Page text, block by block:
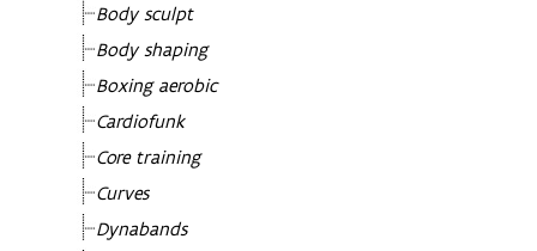
Body sculpt
Body shaping
Boxing aerobic
Cardiofunk
Core training
Curves
Dynabands